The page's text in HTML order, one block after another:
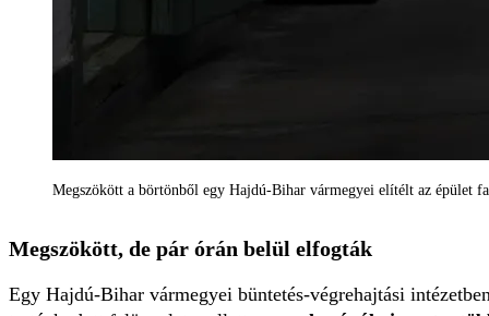
Megszökött a börtönből egy Hajdú-Bihar vármegyei elítélt az
Megszökött, de pár órán belül elfogták
Egy Hajdú-Bihar vármegyei büntetés-végrehajtási